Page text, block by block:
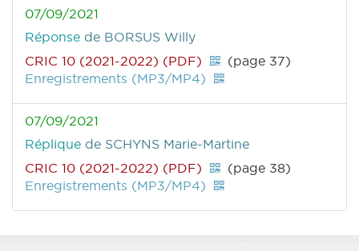
07/09/2021
Réponse de BORSUS Willy
CRIC 10 (2021-2022) (PDF)
(page 37)
Enregistrements (MP3/MP4)
07/09/2021
Réplique de SCHYNS Marie-Martine
CRIC 10 (2021-2022) (PDF)
(page 38)
Enregistrements (MP3/MP4)